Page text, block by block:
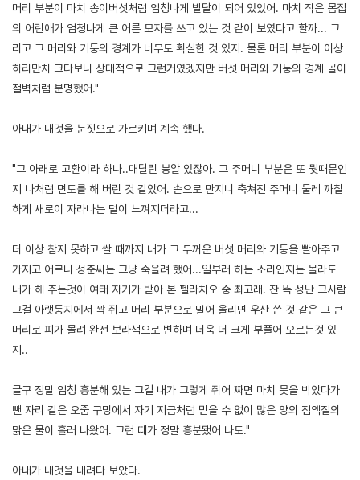
머리 부분이 마치 송이버섯처럼 엄청나게 발달이 되어 있었어. 마치 작은 몸집
의 어린애가 엄청나게 큰 어른 모자를 쓰고 있는 것 같이 보였다고 할까... 그
리고 그 머리와 기둥의 경계가 너무도 확실한 것 있지. 물론 머리 부분이 이상
하리만치 크다보니 상대적으로 그런거였겠지만 버섯 머리와 기둥의 경계 골이
절벽처럼 분명했어."
아내가 내것을 눈짓으로 가르키며 계속 했다.
"그 아래로 고환이라 하나..매달린 붕알 있잖아. 그 주머니 부분은 또 뭣때문인
지 나처럼 면도를 해 버린 것 같았어. 손으로 만지니 축쳐진 주머니 둘레 까칠
하게 새로이 자라나는 털이 느껴지더라고...
더 이상 참지 못하고 쌀 때까지 내가 그 두꺼운 버섯 머리와 기둥을 빨아주고
가지고 어르니 성준씨는 그냥 죽을려 했어...일부러 하는 소리인지는 몰라도
내가 해 주는것이 여태 자기가 받아 본 펠라치오 중 최고래. 잔 뜩 성난 그사람
그걸 아랫둥지에서 꽉 쥐고 머리 부분으로 밀어 올리면 우산 쓴 것 같은 그 큰
머리로 피가 몰려 완전 보라색으로 변하며 더욱 더 크게 부풀어 오르는것 있
지..
글구 정말 엄청 흥분해 있는 그걸 내가 그렇게 쥐어 짜면 마치 못을 박았다가
뺀 자리 같은 오줌 구멍에서 자기 지금처럼 믿을 수 없이 많은 양의 점액질의
맑은 물이 흘러 나왔어. 그런 때가 정말 흥분됐어 나도."
아내가 내것을 내려다 보았다.